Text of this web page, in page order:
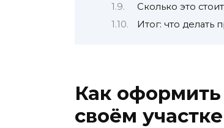
Сколько это
Итог: что делать
Как оформить
своём